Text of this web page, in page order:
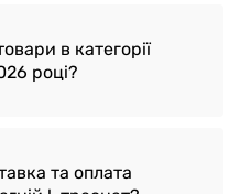
в категорії
році?
та оплата